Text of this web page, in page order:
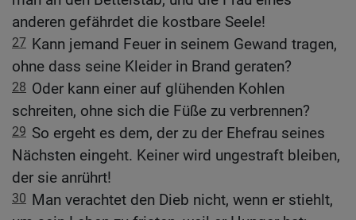
anderen gefährdet die kostbare Seele!
27 Kann jemand Feuer in seinem Gewand tragen,
ohne dass seine Kleider in Brand geraten?
28 Oder kann einer auf glühenden Kohlen
schreiten, ohne sich die Füße zu verbrennen?
29 So ergeht es dem, der zu der Ehefrau seines
Nächsten eingeht. Keiner wird ungestraft bleiben,
der sie anrührt!
30 Man verachtet den Dieb nicht, wenn er stiehlt,